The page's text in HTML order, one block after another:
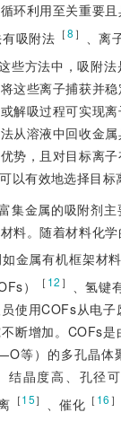
环利用至关重要
吸附法 ［8 ］ 、
些方法中，吸附
这些离子捕获并
解吸过程可实现
从溶液中回收金
势，且对目标离
以有效地选择目标
集金属的吸附剂
料。随着材料化
金属有机框架材料
）
［ 12 ］ 、氢键
使用COFs从电
断增加。COFs是
等）的多孔晶体
结晶度高、孔径
［15］ 、催化 ［ 16 ］